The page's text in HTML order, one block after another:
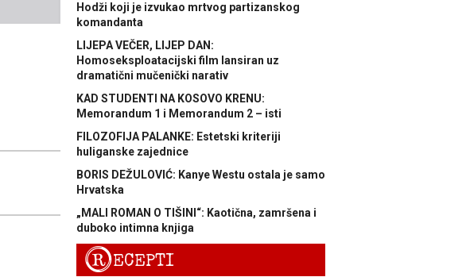
Hodži koji je izvukao mrtvog partizanskog
komandanta
LIJEPA VEČER, LIJEP DAN:
Homoseksploatacijski film lansiran uz
dramatični mučenički narativ
KAD STUDENTI NA KOSOVO KRENU:
Memorandum 1 i Memorandum 2 – isti
FILOZOFIJA PALANKE: Estetski kriteriji
huliganske zajednice
BORIS DEŽULOVIĆ: Kanye Westu ostala je samo
Hrvatska
„MALI ROMAN O TIŠINI“: Kaotična, zamršena i
duboko intimna knjiga
RECEPTI